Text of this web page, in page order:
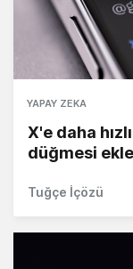
YAPAY ZEKA
X'e daha
düğmesi
Tuğçe İçözü